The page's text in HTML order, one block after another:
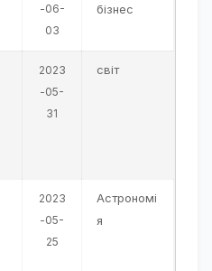
-06-
03
бізнес
2023
-05-
31
світ
2023
-05-
25
Астрономі
я